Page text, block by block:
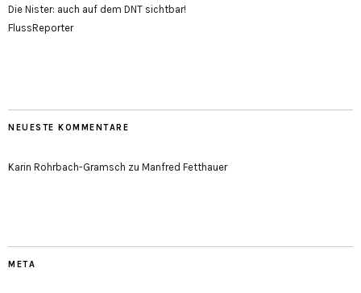
Die Nister: auch auf dem DNT sichtbar!
FlussReporter
NEUESTE KOMMENTARE
Karin Rohrbach-Gramsch zu Manfred Fetthauer
META